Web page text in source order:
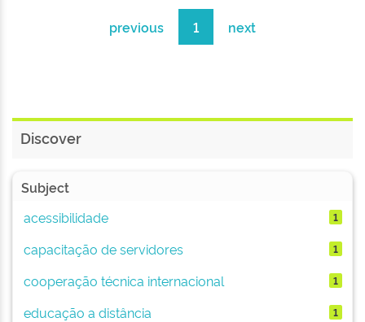
previous 1 next
Discover
Subject
acessibilidade
1
capacitação de servidores 1
cooperação técnica internacional 1
educação a distância 1